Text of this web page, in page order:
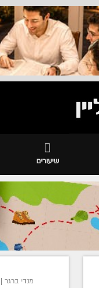
שיעורים
מנדי ברגר |